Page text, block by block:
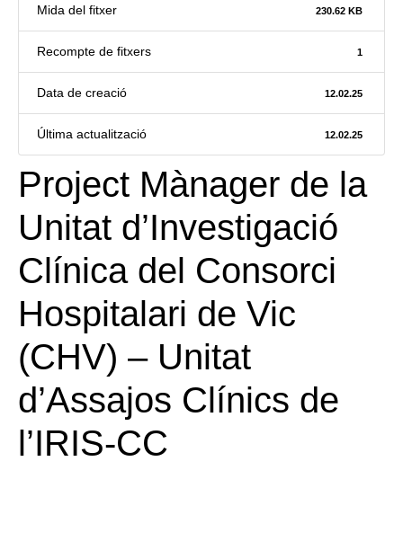
Mida del fitxer 230.62 KB
Recompte de fitxers 1
Data de creació 12.02.25
Última actualització 12.02.25
Project Mànager de la
Unitat d’Investigació
Clínica del Consorci
Hospitalari de Vic
(CHV) – Unitat
d’Assajos Clínics de
l’IRIS-CC
Necessàries
Aquestes
cookies no
són
opcionals.
Són
perquè el lloc
web funcioni.